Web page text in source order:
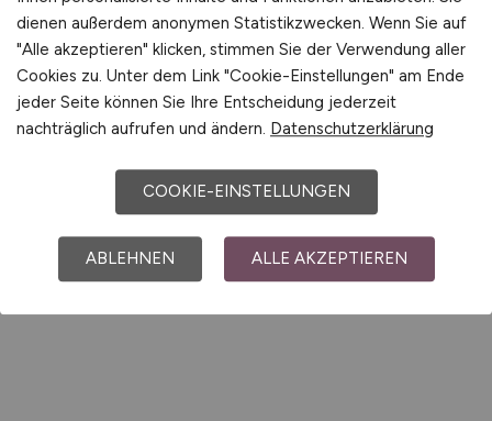
Kunststoffe GmbH, HeidelbergCement AG, M & S
Bau GmbH
Einfach online aktuelle Stellenangebote inLeimen
und Umgebung suchen. Informieren Sie sich auf
unserem Stellenmarkt über Jobangebote und
Machen Sie den nächsten Schritt auf der
Karriereleiter – auf unsere Jobbörse finden Sie ihren
neuen Traumjob.
dienen außerdem anonymen Statistikzwecken. Wenn Sie auf
"Alle akzeptieren" klicken, stimmen Sie der Verwendung aller
Cookies zu. Unter dem Link "Cookie-Einstellungen" am Ende
jeder Seite können Sie Ihre Entscheidung jederzeit
nachträglich aufrufen und ändern. Datenschutzerklärung
COOKIE-EINSTELLUNGEN
ABLEHNEN ALLE AKZEPTIEREN